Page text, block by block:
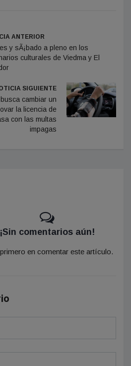
ANTERIOR
y sÃ¡bado a pleno en los
culturales de Viedma y El
SIGUIENTE
cambiar un
la licencia de
con las multas
impagas
¡Sin comentarios aún!
en comentar este artículo.